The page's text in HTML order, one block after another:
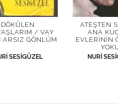
DÖKÜLEN
/ VAY
ARSIZ GÖNLÜM
SESIGÜZEL
ATEŞTEN
ANA
EVLERININ
NURI